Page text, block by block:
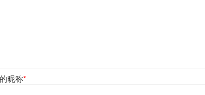
昵称*